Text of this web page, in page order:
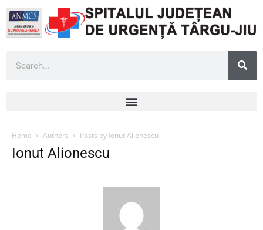
Home Authors Posts by Ionut Alionescu
Ionut Alionescu